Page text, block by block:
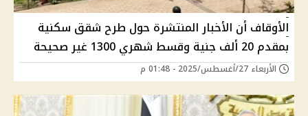
الأوقاف أن الأخبار المنتشرة حول طرح شقق سكنية
بمقدم 20 ألف جنية وقسط شهري 1300 غير صحيحة
الأربعاء 27/أغسطس/2025 - 01:48 م